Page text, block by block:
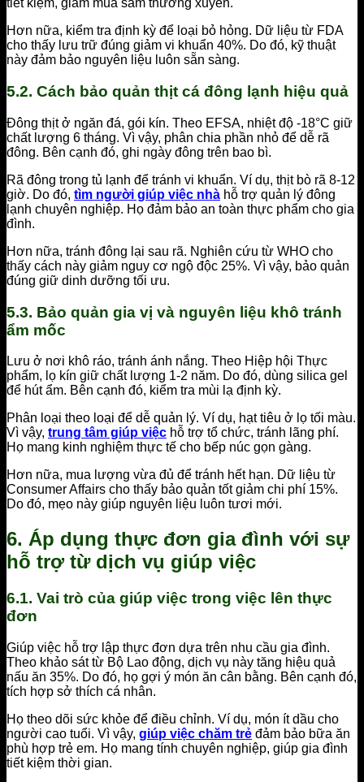
tiết kiệm, giảm mua sắm thường xuyên.
Hơn nữa, kiểm tra định kỳ để loại bỏ hỏng. Dữ liệu từ FDA
cho thấy lưu trữ đúng giảm vi khuẩn 40%. Do đó, kỹ thuật
này đảm bảo nguyên liệu luôn sẵn sàng.
5.2. Cách bảo quản thịt cá đông lạnh hiệu quả
Đông thịt ở ngăn đá, gói kín. Theo EFSA, nhiệt độ -18°C giữ
chất lượng 6 tháng. Vì vậy, phân chia phần nhỏ để dễ rã
đông. Bên cạnh đó, ghi ngày đông trên bao bì.
Rã đông trong tủ lạnh để tránh vi khuẩn. Ví dụ, thịt bò rã 8-12
giờ. Do đó, tìm người giúp việc nhà hỗ trợ quản lý đông
lạnh chuyên nghiệp. Họ đảm bảo an toàn thực phẩm cho gia
đình.
Hơn nữa, tránh đông lại sau rã. Nghiên cứu từ WHO cho
thấy cách này giảm nguy cơ ngộ độc 25%. Vì vậy, bảo quản
đúng giữ dinh dưỡng tối ưu.
5.3. Bảo quản gia vị và nguyên liệu khô tránh
ẩm mốc
Lưu ở nơi khô ráo, tránh ánh nắng. Theo Hiệp hội Thực
phẩm, lọ kín giữ chất lượng 1-2 năm. Do đó, dùng silica gel
để hút ẩm. Bên cạnh đó, kiểm tra mùi lạ định kỳ.
Phân loại theo loại để dễ quản lý. Ví dụ, hạt tiêu ở lọ tối màu.
Vì vậy, trung tâm giúp việc hỗ trợ tổ chức, tránh lãng phí.
Họ mang kinh nghiệm thực tế cho bếp núc gọn gàng.
Hơn nữa, mua lượng vừa đủ để tránh hết hạn. Dữ liệu từ
Consumer Affairs cho thấy bảo quản tốt giảm chi phí 15%.
Do đó, mẹo này giúp nguyên liệu luôn tươi mới.
6. Áp dụng thực đơn gia đình với sự
hỗ trợ từ dịch vụ giúp việc
6.1. Vai trò của giúp việc trong việc lên thực
đơn
Giúp việc hỗ trợ lập thực đơn dựa trên nhu cầu gia đình.
Theo khảo sát từ Bộ Lao động, dịch vụ này tăng hiệu quả
nấu ăn 35%. Do đó, họ gợi ý món ăn cân bằng. Bên cạnh đó,
tích hợp sở thích cá nhân.
Họ theo dõi sức khỏe để điều chỉnh. Ví dụ, món ít dầu cho
người cao tuổi. Vì vậy, giúp việc chăm trẻ đảm bảo bữa ăn
phù hợp trẻ em. Họ mang tính chuyên nghiệp, giúp gia đình
tiết kiệm thời gian.